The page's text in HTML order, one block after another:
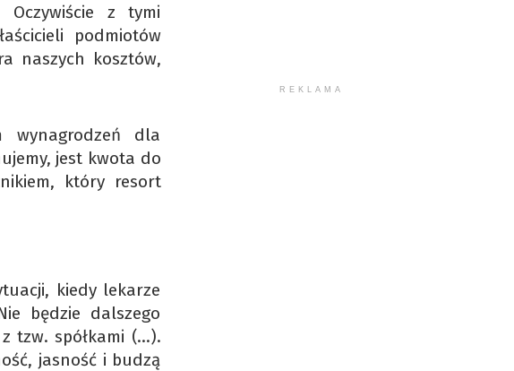
z tymi
podmiotów
naszych kosztów,
wynagrodzeń dla
jest kwota do
który resort
kiedy lekarze
będzie dalszego
tzw. spółkami (…).
jasność i budzą
REKLAMA